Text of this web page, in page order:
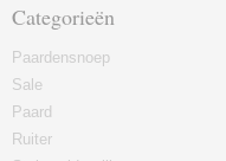
Categorieën
Paardensnoep
Sale
Paard
Ruiter